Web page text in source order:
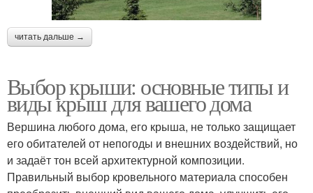
читать дальше →
Выбор крыши: основные типы и
виды крыш для вашего дома
Вершина любого дома, его крыша, не только защищает
его обитателей от непогоды и внешних воздействий, но
и задаёт тон всей архитектурной композиции.
Правильный выбор кровельного материала способен